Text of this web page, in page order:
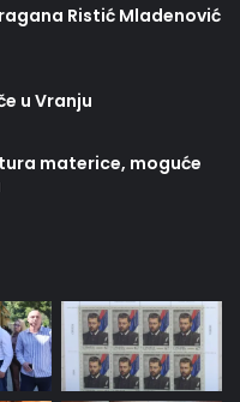
Ristić Mladenović
u Vranju
materice, moguće